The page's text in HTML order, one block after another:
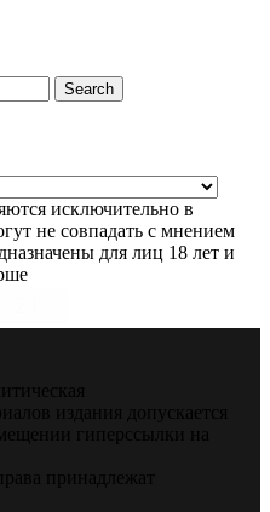
Search
исключительно в
не совпадать с мнением
для лиц 18 лет и
издания допускается
гиперссылки на
принадлежат